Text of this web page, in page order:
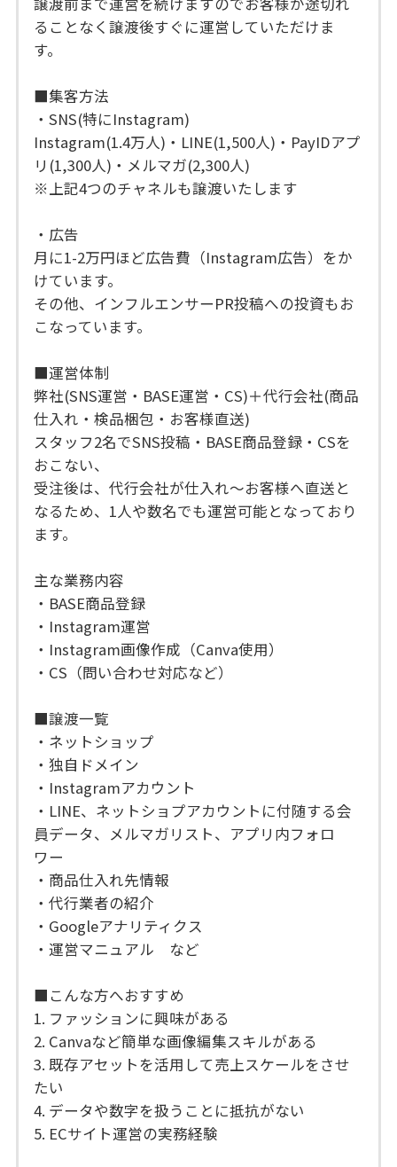
ることなく譲渡後すぐに運営していただけま
す。
■集客方法
・SNS(特にInstagram)
Instagram(1.4万人)・LINE(1,500人)・PayIDアプ
リ(1,300人)・メルマガ(2,300人)
※上記4つのチャネルも譲渡いたします
・広告
月に1-2万円ほど広告費（Instagram広告）をか
けています。
その他、インフルエンサーPR投稿への投資もお
こなっています。
■運営体制
弊社(SNS運営・BASE運営・CS)＋代行会社(商品
仕入れ・検品梱包・お客様直送)
スタッフ2名でSNS投稿・BASE商品登録・CSを
おこない、
受注後は、代行会社が仕入れ〜お客様へ直送と
なるため、1人や数名でも運営可能となっており
ます。
主な業務内容
・BASE商品登録
・Instagram運営
・Instagram画像作成（Canva使用）
・CS（問い合わせ対応など）
■譲渡一覧
・ネットショップ
・独自ドメイン
・Instagramアカウント
・LINE、ネットショプアカウントに付随する会
員データ、メルマガリスト、アプリ内フォロ
ワー
・商品仕入れ先情報
・代行業者の紹介
・Googleアナリティクス
・運営マニュアル など
■こんな方へおすすめ
1. ファッションに興味がある
2. Canvaなど簡単な画像編集スキルがある
3. 既存アセットを活用して売上スケールをさせ
たい
4. データや数字を扱うことに抵抗がない
5. ECサイト運営の実務経験